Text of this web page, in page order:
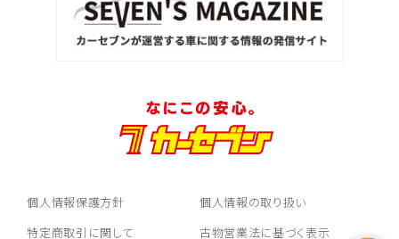
個人情報保護方針
個人情報の取り扱い
特定商取引に関して
古物営業法に基づく表示